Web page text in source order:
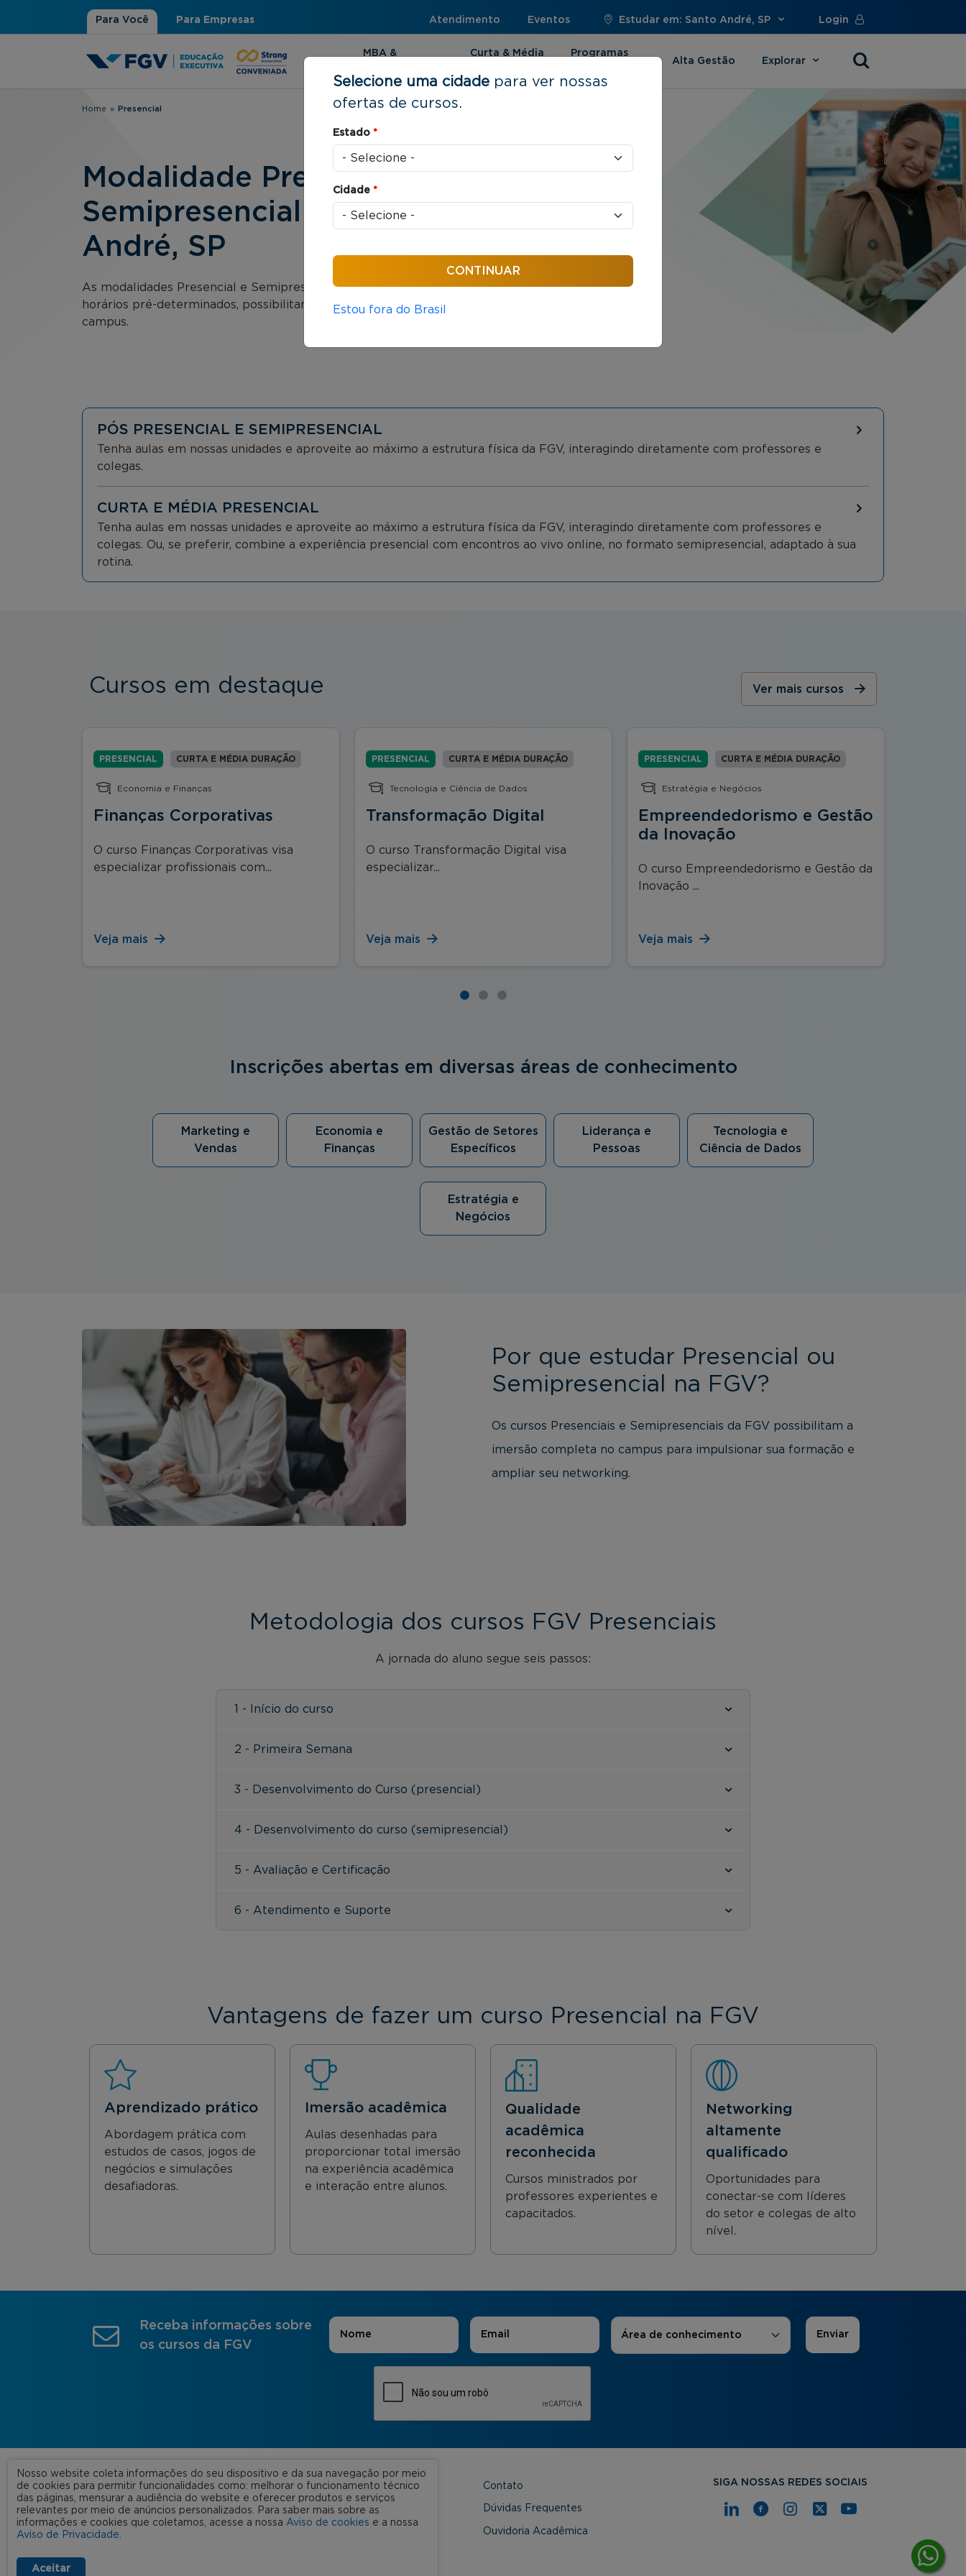
Para Você Para Empresas Atendimento Eventos Estudar em: Santo André, SP Login
MBA &
Curta & Média
Programas
Alta Gestão Explorar
Você está aqui
Home » Presencial
Modalidade Presencial e
Semipresencial | Santo
André, SP
As modalidades Presencial e Semipresencial combinam dias e
horários pré-determinados, possibilitando a imersão completa no
campus.
PÓS PRESENCIAL E SEMIPRESENCIAL
Tenha aulas em nossas unidades e aproveite ao máximo a estrutura física da FGV, interagindo diretamente com professores e
colegas.
CURTA E MÉDIA PRESENCIAL
Tenha aulas em nossas unidades e aproveite ao máximo a estrutura física da FGV, interagindo diretamente com professores e
colegas. Ou, se preferir, combine a experiência presencial com encontros ao vivo online, no formato semipresencial, adaptado à sua
rotina.
Cursos em destaque Ver mais cursos
PRESENCIAL CURTA E MÉDIA DURAÇÃO
Economia e Finanças
Finanças Corporativas
O curso Finanças Corporativas visa
especializar profissionais com...
Veja mais
PRESENCIAL CURTA E MÉDIA DURAÇÃO
Tecnologia e Ciência de Dados
Transformação Digital
O curso Transformação Digital visa
especializar...
Veja mais
PRESENCIAL CURTA E MÉDIA DURAÇÃO
Estratégia e Negócios
Empreendedorismo e Gestão
da Inovação
O curso Empreendedorismo e Gestão da
Inovação ...
Veja mais
Inscrições abertas em diversas áreas de conhecimento
Marketing e
Vendas
Economia e
Finanças
Gestão de Setores
Específicos
Liderança e
Pessoas
Tecnologia e
Ciência de Dados
Estratégia e
Negócios
Por que estudar Presencial ou
Semipresencial na FGV?
Os cursos Presenciais e Semipresenciais da FGV possibilitam a
imersão completa no campus para impulsionar sua formação e
ampliar seu networking.
Metodologia dos cursos FGV Presenciais
A jornada do aluno segue seis passos:
1 - Início do curso
2 - Primeira Semana
3 - Desenvolvimento do Curso (presencial)
4 - Desenvolvimento do curso (semipresencial)
5 - Avaliação e Certificação
6 - Atendimento e Suporte
Vantagens de fazer um curso Presencial na FGV
Aprendizado prático
Abordagem prática com
estudos de casos, jogos de
negócios e simulações
desafiadoras.
Imersão acadêmica
Aulas desenhadas para
proporcionar total imersão
na experiência acadêmica
e interação entre alunos.
Qualidade
acadêmica
reconhecida
Cursos ministrados por
professores experientes e
capacitados.
Networking
altamente
qualificado
Oportunidades para
conectar-se com líderes
do setor e colegas de alto
nível.
Receba informações sobre
os cursos da FGV
Nome E-mail Áreas de Interesse
Área de conhecimento
FGV 2023 © Todos os direitos
reservados
Termos de uso
A FGV Contato
Nossas Unidades Dúvidas Frequentes
Ouvidoria Acadêmica
SIGA NOSSAS REDES SOCIAIS
Selecione uma cidade para ver nossas
ofertas de cursos.
Estado *
Cidade *
Estou fora do Brasil
Nosso website coleta informações do seu dispositivo e da sua navegação por meio
de cookies para permitir funcionalidades como: melhorar o funcionamento técnico
das páginas, mensurar a audiência do website e oferecer produtos e serviços
relevantes por meio de anúncios personalizados. Para saber mais sobre as
informações e cookies que coletamos, acesse a nossa Aviso de cookies e a nossa
Aviso de Privacidade.
Aceitar